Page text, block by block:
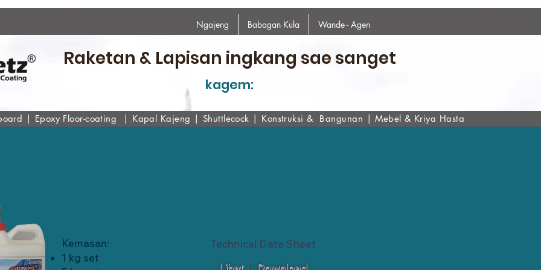
Ngajeng Babagan Kula Wande - Agen
Raketan & Lapisan ingkang sae sanget
kagem:
| Epoxy Floor-coating | Kapal Kajeng | Shuttlecock | Konstruksi & Bangunan |Mebel & Kriya Hasta
Kemasan:
1 kg set
Technical Data Sheet
Lihat | Download